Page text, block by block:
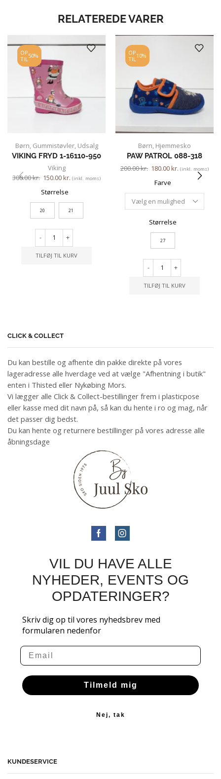
RELATEREDE VARER
OP
TIL 50%
Børn Gummistøvler, Udsalg
VIKING FRYD 1-16110-950
Viking
300.00kr. 150.00kr. (inkl. moms)
Størrelse
20 21
- +
TILFØJ TIL KURV
OP
TIL 10%
Børn Hjemmesko
PAW PATROL 088-318
200.00kr. 180.00kr. (inkl. moms)
Farve
Størrelse
27
- +
TILFØJ TIL KURV
CLICK & COLLECT
Du kan bestille og afhente din pakke direkte på vores
lageradresse alle hverdage ved at vælge "Afhentning i butik"
enten i Thisted eller Nykøbing Mors.
Vi lægger alle Click & Collect-bestillinger frem i plasticpose
eller kasse med dit navn på, så kan du hente i ro og mag, når
det passer dig bedst.
Du kan hente og returnere bestillinger på vores adresse alle
åbningsdage
VIL DU HAVE ALLE
NYHEDER, EVENTS OG
OPDATERINGER?
Skriv dig op til vores nyhedsbrev med
formularen nedenfor
Email
Tilmeld mig
Nej, tak
KUNDESERVICE